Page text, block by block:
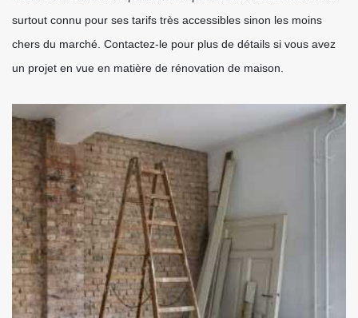
surtout connu pour ses tarifs très accessibles sinon les moins
chers du marché. Contactez-le pour plus de détails si vous avez
un projet en vue en matière de rénovation de maison.